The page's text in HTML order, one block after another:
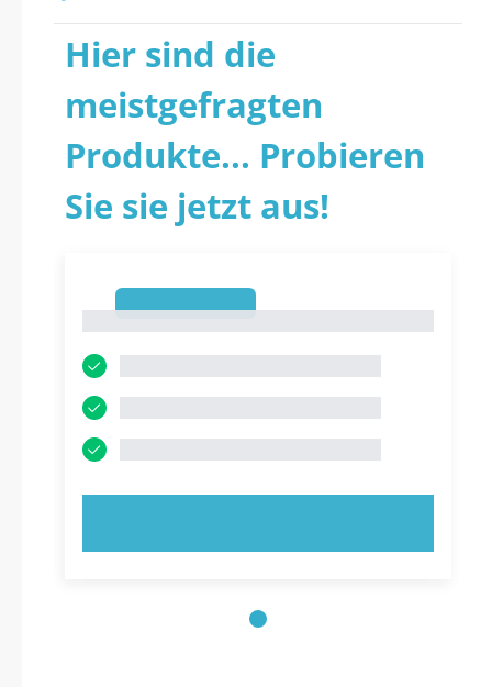
Hier sind die
meistgefragten
Produkte... Probieren
Sie sie jetzt aus!